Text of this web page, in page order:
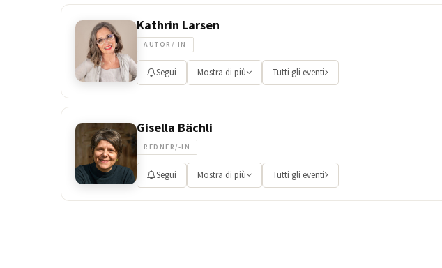
Kathrin Larsen
AUTOR/-IN
Segui Mostra di più Tutti gli eventi
Gisella Bächli
REDNER/-IN
Segui Mostra di più Tutti gli eventi